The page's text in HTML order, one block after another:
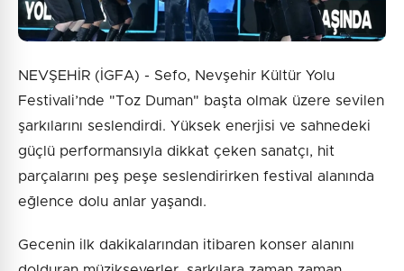
NEVŞEHİR (İGFA) - Sefo, Nevşehir Kültür Yolu
Festivali’nde "Toz Duman" başta olmak üzere sevilen
şarkılarını seslendirdi. Yüksek enerjisi ve sahnedeki
güçlü performansıyla dikkat çeken sanatçı, hit
parçalarını peş peşe seslendirirken festival alanında
eğlence dolu anlar yaşandı.
Gecenin ilk dakikalarından itibaren konser alanını